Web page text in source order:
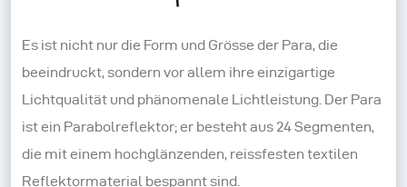
Es ist nicht nur die Form und Grösse der Para, die
beeindruckt, sondern vor allem ihre einzigartige
Lichtqualität und phänomenale Lichtleistung. Der Para
ist ein Parabolreflektor; er besteht aus 24 Segmenten,
die mit einem hochglänzenden, reissfesten textilen
Reflektormaterial bespannt sind.